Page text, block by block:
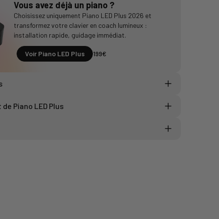
Vous avez déjà un piano ?
Choisissez uniquement Piano LED Plus 2026 et
transformez votre clavier en coach lumineux :
installation rapide, guidage immédiat.
Voir Piano LED Plus 199€
x 7,9 x 3,3 cm
Piano LED Plus